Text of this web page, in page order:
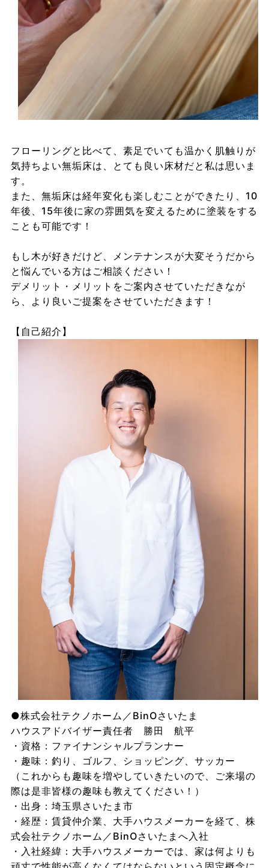
フローリングと比べて、素足でいても温かく肌触りが
気持ちよい無垢床は、とても良い床材だと私は思いま
す。
また、無垢床は経年変化も楽しむことができたり、10
年後、15年後に家の雰囲気を変えるために塗装をする
ことも可能です！
もし木が好きだけど、メンテナンスが大変そうだから
と悩んでいる方はご相談ください！
デメリット・メリットをご案内させていただきなが
ら、より良いご提案をさせていただきます！
【自己紹介】
●株式会社テクノホーム／BinOさいたま
ハウスアドバイザー責任者 勝田 航平
・資格：ファイナンシャルプランナー
・趣味：釣り、ゴルフ、ショッピング、サッカー
（これからも趣味を増やしていきたいので、ご来場の
際は是非皆様の趣味も教えてください！）
・出身：埼玉県さいたま市
・経歴：賃貸仲介業、大手ハウスメーカーを経て、株
式会社テクノホーム／BinOさいたまへ入社
・入社経緯：大手ハウスメーカーでは、家は何よりも